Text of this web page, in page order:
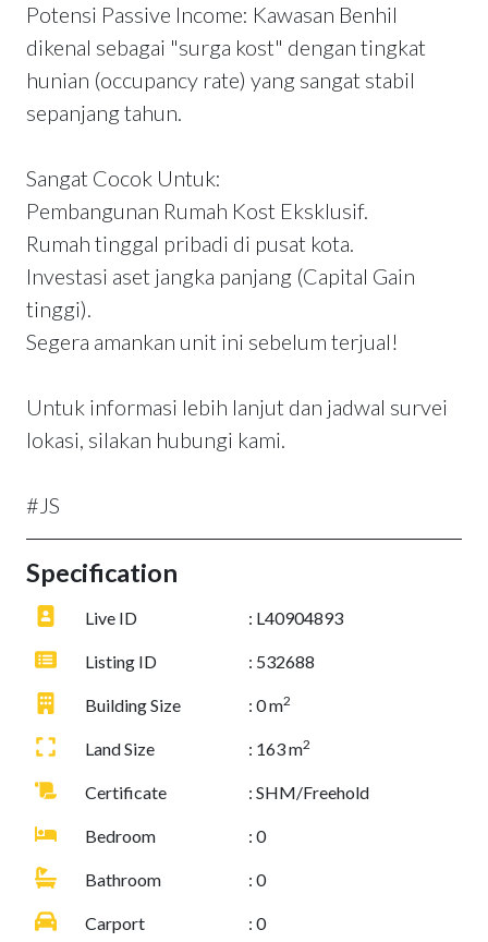
Potensi Passive Income: Kawasan Benhil
dikenal sebagai "surga kost" dengan tingkat
hunian (occupancy rate) yang sangat stabil
sepanjang tahun.
Sangat Cocok Untuk:
Pembangunan Rumah Kost Eksklusif.
Rumah tinggal pribadi di pusat kota.
Investasi aset jangka panjang (Capital Gain
tinggi).
Segera amankan unit ini sebelum terjual!
Untuk informasi lebih lanjut dan jadwal survei
lokasi, silakan hubungi kami.
#JS
Specification
Live ID : L40904893
Listing ID : 532688
Building Size : 0 m2
Land Size : 163 m2
Certificate : SHM/Freehold
Bedroom : 0
Bathroom : 0
Carport : 0